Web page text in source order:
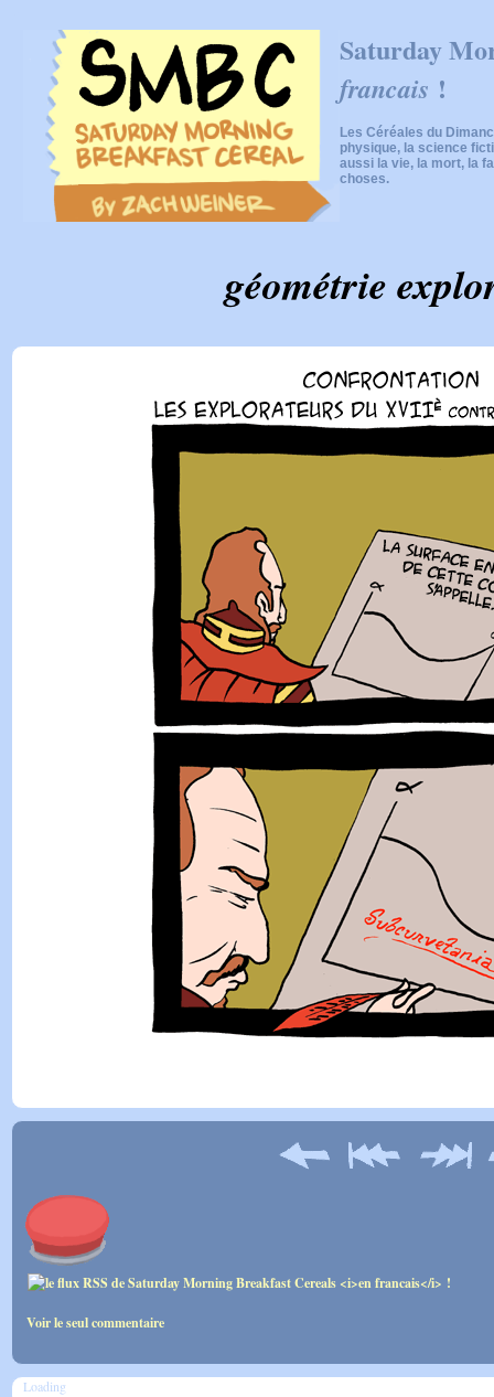
Saturday
francais !
Les Céréales du
physique, la science
aussi la vie, la mort, la
choses.
géométrie
Voir le seul commentaire
Loading